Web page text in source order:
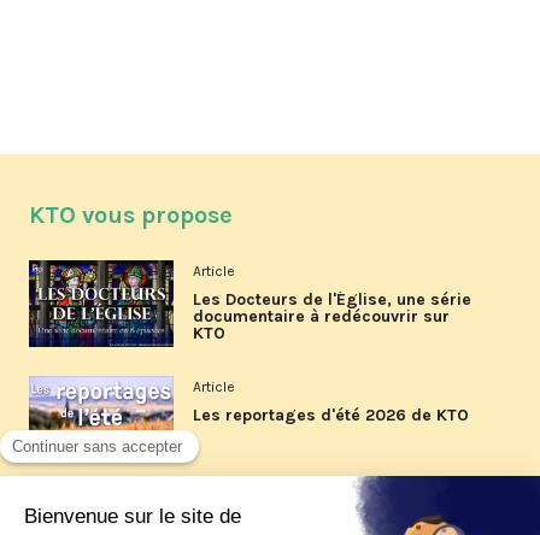
KTO vous propose
Article
Les Docteurs de l'Église, une série
documentaire à redécouvrir sur
KTO
Article
Les reportages d'été 2026 de KTO
La visite pastorale du pape Léon